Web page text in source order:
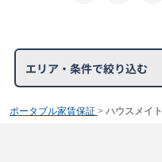
エリア・条件で絞り込む
ポータブル家賃保証 > ハウスメイト